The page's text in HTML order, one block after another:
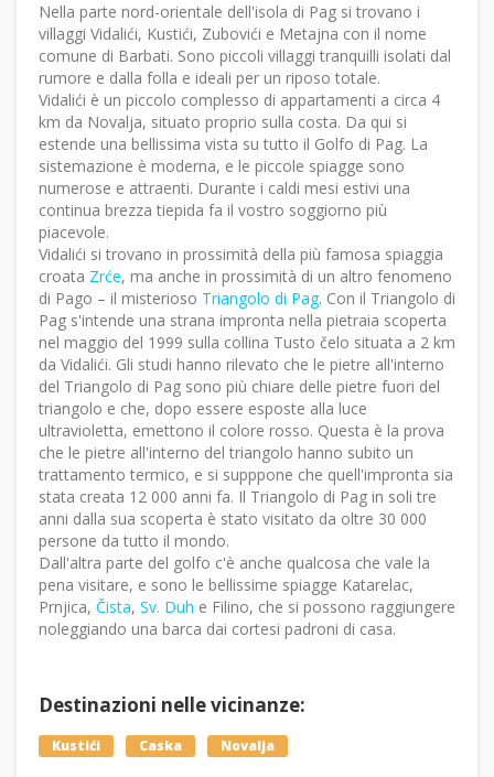
Nella parte nord-orientale dell'isola di Pag si trovano i
villaggi Vidalići, Kustići, Zubovići e Metajna con il nome
comune di Barbati. Sono piccoli villaggi tranquilli isolati dal
rumore e dalla folla e ideali per un riposo totale.
Vidalići è un piccolo complesso di appartamenti a circa 4
km da Novalja, situato proprio sulla costa. Da qui si
estende una bellissima vista su tutto il Golfo di Pag. La
sistemazione è moderna, e le piccole spiagge sono
numerose e attraenti. Durante i caldi mesi estivi una
continua brezza tiepida fa il vostro soggiorno più
piacevole.
Vidalići si trovano in prossimità della più famosa spiaggia
croata Zrće, ma anche in prossimità di un altro fenomeno
di Pago – il misterioso Triangolo di Pag. Con il Triangolo di
Pag s'intende una strana impronta nella pietraia scoperta
nel maggio del 1999 sulla collina Tusto čelo situata a 2 km
da Vidalići. Gli studi hanno rilevato che le pietre all'interno
del Triangolo di Pag sono più chiare delle pietre fuori del
triangolo e che, dopo essere esposte alla luce
ultravioletta, emettono il colore rosso. Questa è la prova
che le pietre all'interno del triangolo hanno subito un
trattamento termico, e si supppone che quell'impronta sia
stata creata 12 000 anni fa. Il Triangolo di Pag in soli tre
anni dalla sua scoperta è stato visitato da oltre 30 000
persone da tutto il mondo.
Dall'altra parte del golfo c'è anche qualcosa che vale la
pena visitare, e sono le bellissime spiagge Katarelac,
Prnjica, Čista, Sv. Duh e Filino, che si possono raggiungere
noleggiando una barca dai cortesi padroni di casa.
Destinazioni nelle vicinanze:
Kustići Caska Novalja